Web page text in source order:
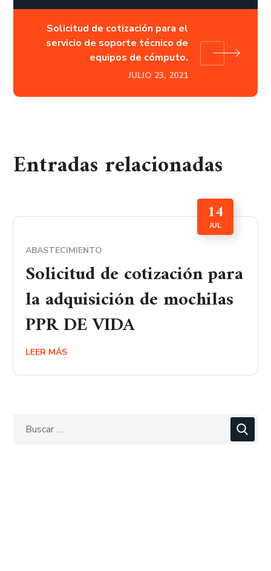
Solicitud de cotización para el
servicio de soporte técnico de
equipos de cómputo.
JULIO 23, 2021
Entradas relacionadas
14
JUL
ABASTECIMIENTO
Solicitud de cotización para
la adquisición de mochilas
PPR DE VIDA
LEER MÁS